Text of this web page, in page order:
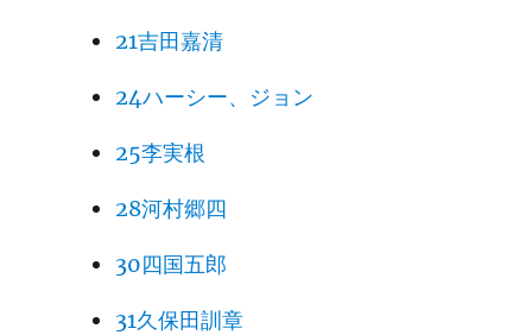
21吉田嘉清
24ハーシー、ジョン
25李実根
28河村郷四
30四国五郎
31久保田訓章